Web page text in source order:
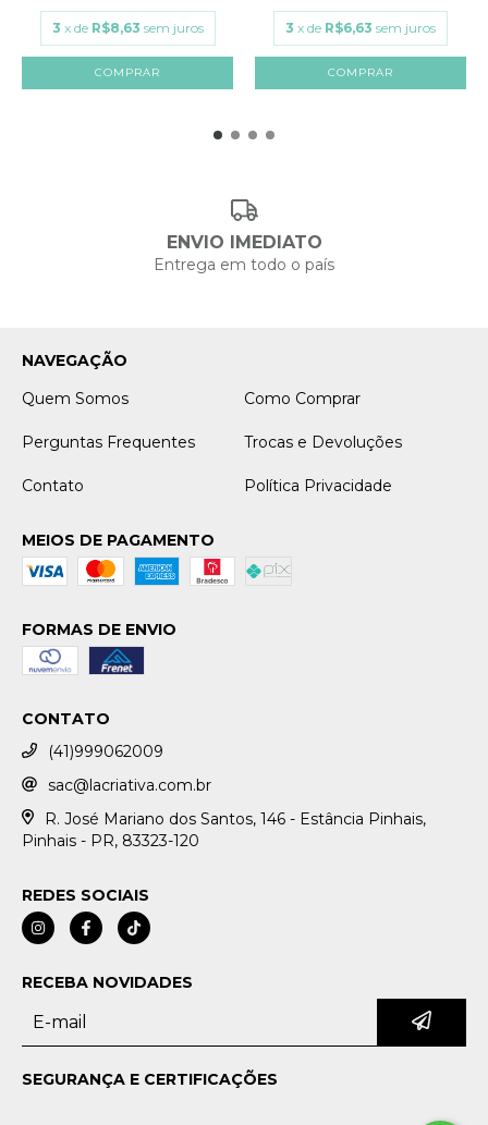
3 x de R$8,63 sem juros 3 x de R$6,63 sem juros
ENVIO IMEDIATO
Entrega em todo o país
NAVEGAÇÃO
Quem Somos
Como Comprar
Perguntas Frequentes Trocas e Devoluções
Contato Política Privacidade
MEIOS DE PAGAMENTO
FORMAS DE ENVIO
CONTATO
(41)999062009
sac@lacriativa.com.br
R. José Mariano dos Santos, 146 - Estância Pinhais,
Pinhais - PR, 83323-120
REDES SOCIAIS
RECEBA NOVIDADES
SEGURANÇA E CERTIFICAÇÕES